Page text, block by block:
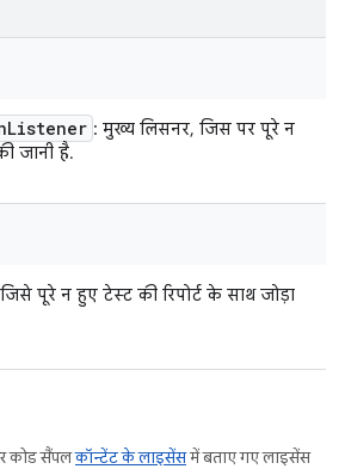
Listener : मुख्य लिसनर, जिस पर पूरे न
जानी है.
पूरे न हुए टेस्ट की रिपोर्ट के साथ जोड़ा
कोड सैंपलकॉन्टेंट के लाइसेंसमें बताए गए लाइसेंस